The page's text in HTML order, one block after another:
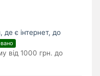
є інтернет, до
від 1000 грн. до